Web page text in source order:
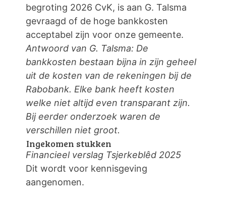
begroting 2026 CvK, is aan G. Talsma
gevraagd of de hoge bankkosten
acceptabel zijn voor onze gemeente.
Antwoord van G. Talsma: De
bankkosten bestaan bijna in zijn geheel
uit de kosten van de rekeningen bij de
Rabobank. Elke bank heeft kosten
welke niet altijd even transparant zijn.
Bij eerder onderzoek waren de
verschillen niet groot.
Ingekomen stukken
Financieel verslag Tsjerkeblêd 2025
Dit wordt voor kennisgeving
aangenomen.